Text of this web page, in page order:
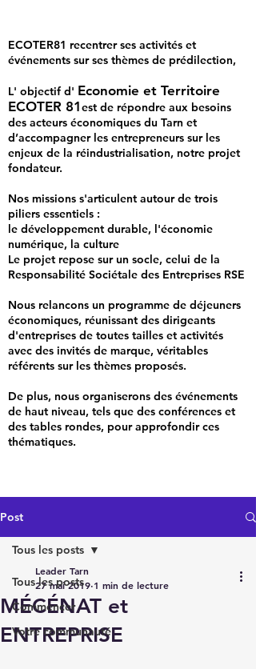
ECOTER81 recentrer ses activités et
événements sur ses thèmes de prédilection,
L' objectif d' Economie et Territoire
ECOTER 81est de répondre aux besoins
des acteurs économiques du Tarn et
d’accompagner les entrepreneurs sur les
enjeux de la réindustrialisation, notre projet
fondateur.
Nos missions s'articulent autour de trois
piliers essentiels :
le développement durable, l'économie
numérique, la culture
Le projet repose sur un socle, celui de la
Responsabilité Sociétale des Entreprises RSE
Nous relancons un programme de déjeuners
économiques, réunissant des dirigeants
d'entreprises de toutes tailles et activités
avec des invités de marque, véritables
référents sur les thèmes proposés.
De plus, nous organiserons des événements
de haut niveau, tels que des conférences et
des tables rondes, pour approfondir ces
thématiques.
Post
Tous les posts
Commencer
Votre communauté
Tous les posts
MÉCÉNAT et
ENTREPRISE
Leader Tarn
27 mai 2019 1 min de lecture